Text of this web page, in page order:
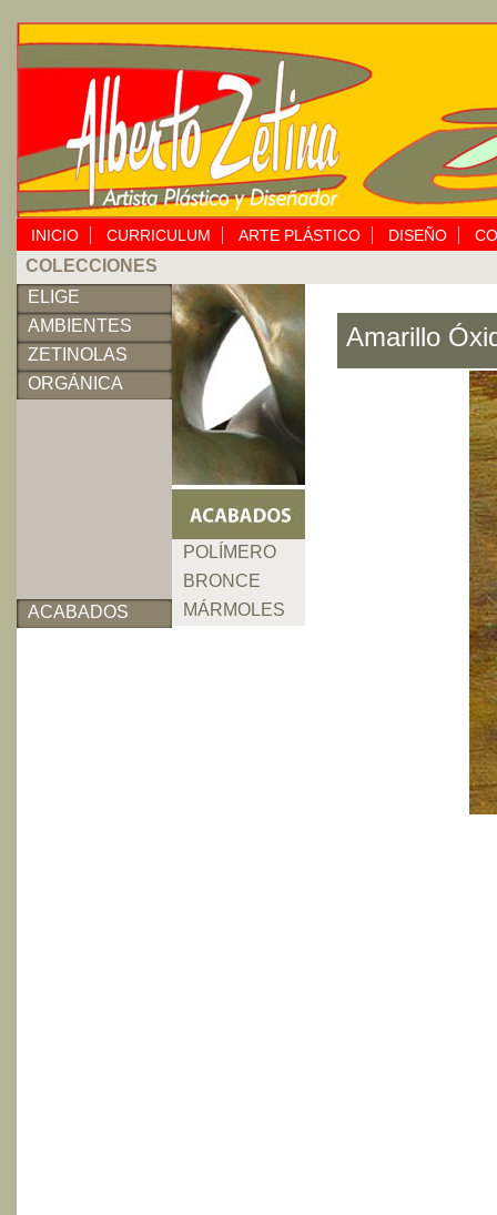
INICIO CURRICULUM ARTE PLÁSTICO DISEÑO
COLECCIONES
ELIGE
AMBIENTES
ZETINOLAS
ORGÁNICA
ACABADOS
POLÍMERO
BRONCE
MÁRMOLES
Amarillo